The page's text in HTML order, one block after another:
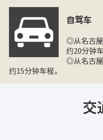
自驾车
◎从名古
约20分钟车
◎从名古
约15分钟车程。
交